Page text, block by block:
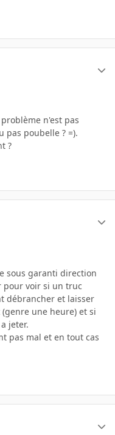
problème n'est pas
pas poubelle ? =).
?
sous garanti direction
pour voir si un truc
débrancher et laisser
une heure) et si
jeter.
pas mal et en tout cas